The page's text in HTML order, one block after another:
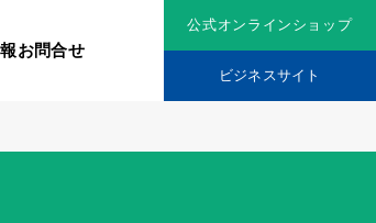
お問合せ
公式オンラインショップ
ビジネスサイト